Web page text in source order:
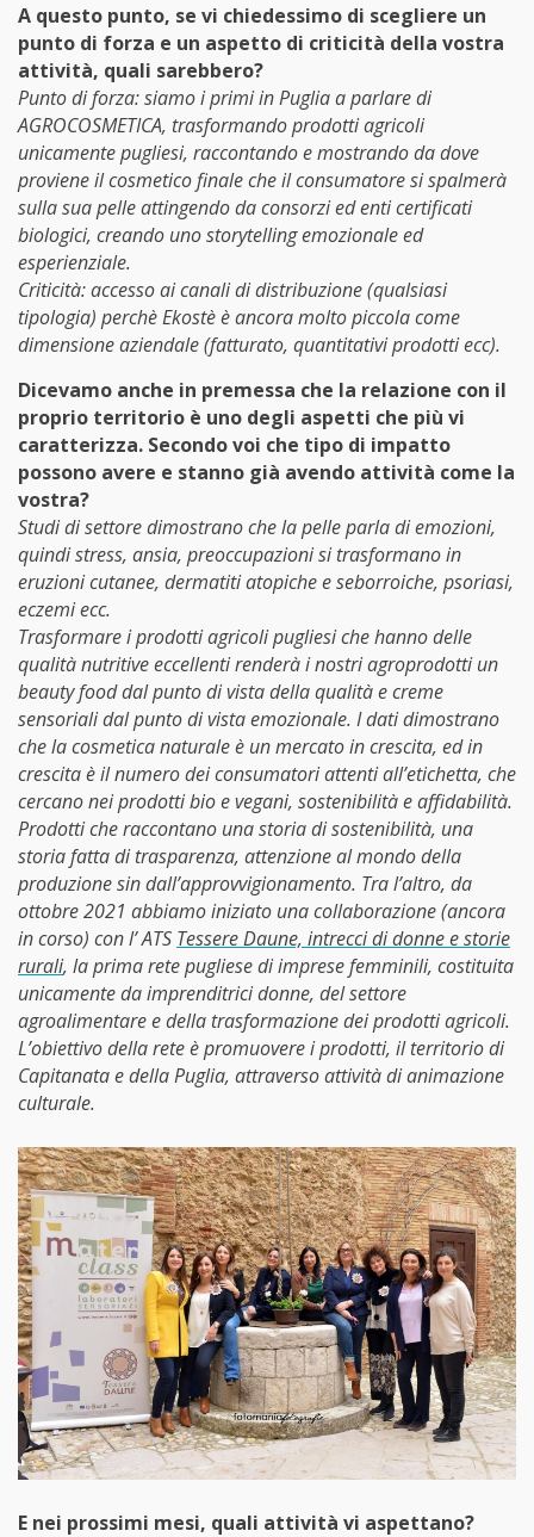
A questo punto, se vi chiedessimo di scegliere un
punto di forza e un aspetto di criticità della vostra
attività, quali sarebbero?
Punto di forza: siamo i primi in Puglia a parlare di
AGROCOSMETICA, trasformando prodotti agricoli
unicamente pugliesi, raccontando e mostrando da dove
proviene il cosmetico finale che il consumatore si spalmerà
sulla sua pelle attingendo da consorzi ed enti certificati
biologici, creando uno storytelling emozionale ed
esperienziale.
Criticità: accesso ai canali di distribuzione (qualsiasi
tipologia) perchè Ekostè è ancora molto piccola come
dimensione aziendale (fatturato, quantitativi prodotti ecc).
Dicevamo anche in premessa che la relazione con il
proprio territorio è uno degli aspetti che più vi
caratterizza. Secondo voi che tipo di impatto
possono avere e stanno già avendo attività come la
vostra?
Studi di settore dimostrano che la pelle parla di emozioni,
quindi stress, ansia, preoccupazioni si trasformano in
eruzioni cutanee, dermatiti atopiche e seborroiche, psoriasi,
eczemi ecc.
Trasformare i prodotti agricoli pugliesi che hanno delle
qualità nutritive eccellenti renderà i nostri agroprodotti un
beauty food dal punto di vista della qualità e creme
sensoriali dal punto di vista emozionale. I dati dimostrano
che la cosmetica naturale è un mercato in crescita, ed in
crescita è il numero dei consumatori attenti all’etichetta, che
cercano nei prodotti bio e vegani, sostenibilità e affidabilità.
Prodotti che raccontano una storia di sostenibilità, una
storia fatta di trasparenza, attenzione al mondo della
produzione sin dall’approvvigionamento. Tra l’altro, da
ottobre 2021 abbiamo iniziato una collaborazione (ancora
in corso) con l’ ATS Tessere Daune, intrecci di donne e storie
rurali, la prima rete pugliese di imprese femminili, costituita
unicamente da imprenditrici donne, del settore
agroalimentare e della trasformazione dei prodotti agricoli.
L’obiettivo della rete è promuovere i prodotti, il territorio di
Capitanata e della Puglia, attraverso attività di animazione
culturale.
E nei prossimi mesi, quali attività vi aspettano?